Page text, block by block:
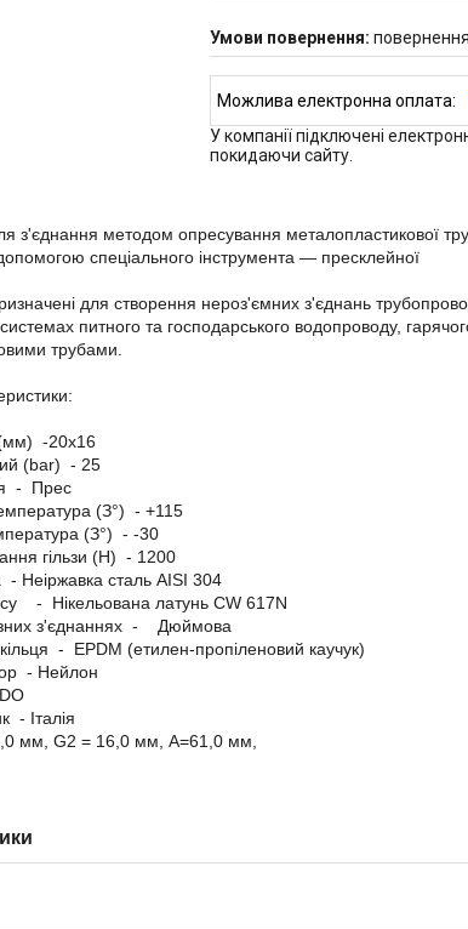
У компанії підключені
покидаючи сайту.
з'єднання методом опресування металопластикової
спеціального інструмента — пресклейної
для створення нероз'ємних з'єднань
питного та господарського водопроводу,
трубами.
-20х16
(bar) - 25
- Прес
(З°) - +115
(З°) - -30
гільзи (Н) - 1200
- Неіржавка сталь AISI 304
- Нікельована латунь CW 617N
з'єднаннях - Дюймова
- EPDM (етилен-пропіленовий каучук)
- Нейлон
- Італія
мм, G2 = 16,0 мм, А=61,0 мм,